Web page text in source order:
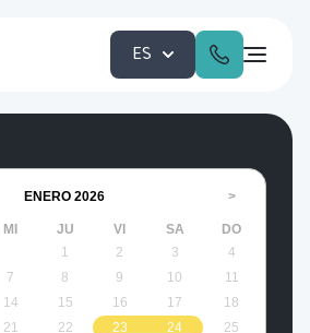
ES
ENERO 2026 >
MI JU VI SA
DO
1
2 3
4
7 8 9 10
11
14 15 16 17
18
21 22 23 24
25